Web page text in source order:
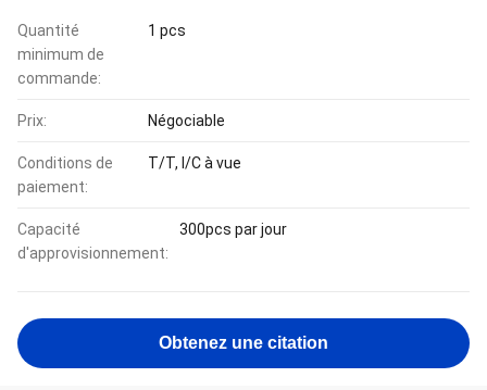
Quantité
minimum de
commande:
1 pcs
Prix: Négociable
Conditions de
paiement:
T/T, l/C à vue
Capacité
d'approvisionnement:
300pcs par jour
Obtenez une citation